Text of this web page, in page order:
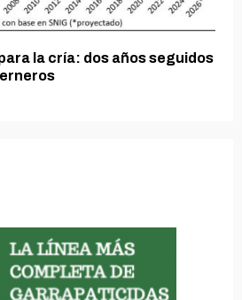
la cría: dos años seguidos